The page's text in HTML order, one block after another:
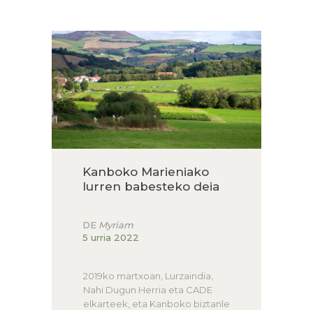
HARRERA
LURZAINDIA
GURE ALDE EGIN!
BERRIAK
KONTAKTUA
Kanboko Marieniako
lurren babesteko deia
DE Myriam
5 urria 2022
2019ko martxoan, Lurzaindia,
Nahi Dugun Herria eta CADE
elkarteek, eta Kanboko biztanle